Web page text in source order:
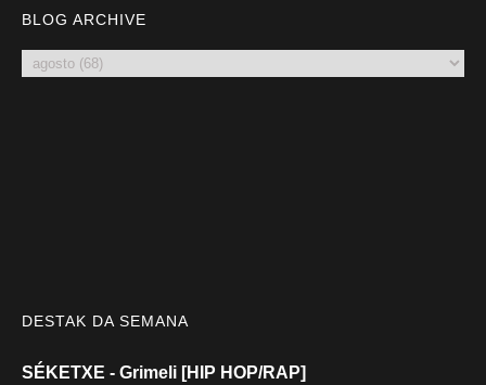
BLOG ARCHIVE
DESTAK DA SEMANA
SÉKETXE - Grimeli [HIP HOP/RAP]